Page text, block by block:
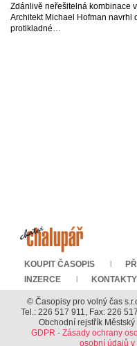
Zdánlivě neřešitelná kombinace
Architekt Michael Hofman navrhl
protikladné…
KOUPIT ČASOPIS
INZERCE
KONTAKTY
© Časopisy pro volný čas
Tel.: 226 517 911, Fax: 226
Obchodní rejstřík
GDPR - Zásady ochrany
osobní údajů v